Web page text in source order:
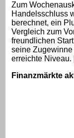
Zum
Handelsschluss
berechnet, ein
Vergleich zum
freundlichen
seine
erreichte Niveau.
Finanzmärkte